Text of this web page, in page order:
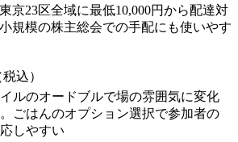
京23区全域に最低10,000円から配達対
規模の株主総会での手配にも使いやす
込）
ルのオードブルで場の雰囲気に変化
ごはんのオプション選択で参加者の
しやすい